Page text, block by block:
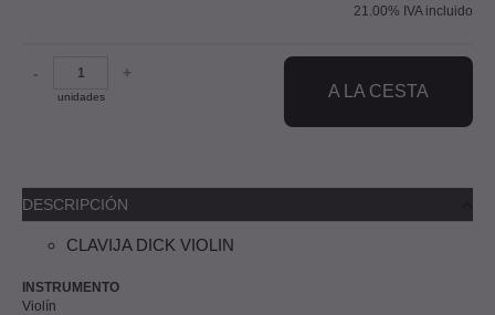
21.00% IVA incluido
-
unidades
+
A LA CESTA
DESCRIPCIÓN
CLAVIJA DICK VIOLIN
INSTRUMENTO
Violín